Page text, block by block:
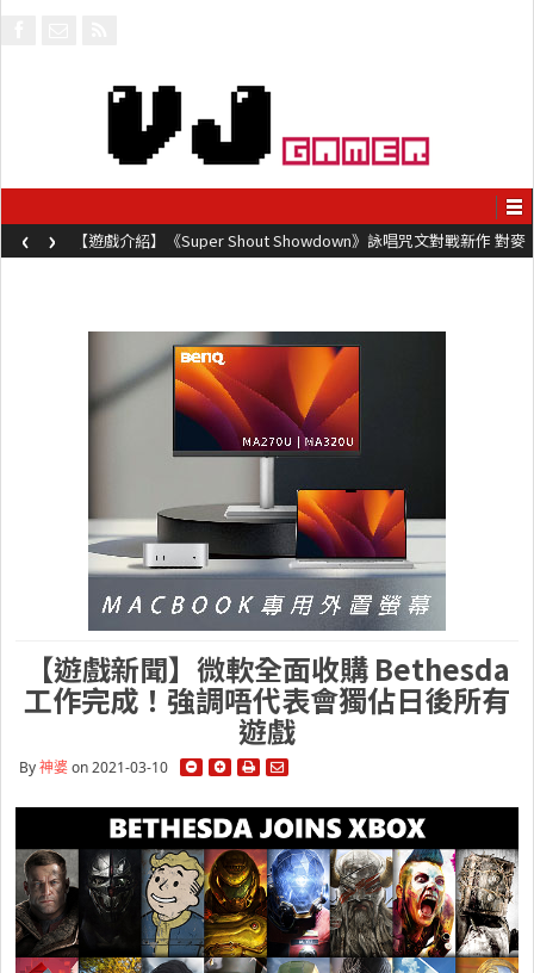
【遊戲介紹】《Super Shout Showdown》詠唱咒文對戰新作 對麥
克風唸咒可自訂咒文越長越強
‹ ›
【遊戲新聞】微軟全面收購 Bethesda
工作完成！強調唔代表會獨佔日後所有
遊戲
By神婆on 2021-03-10